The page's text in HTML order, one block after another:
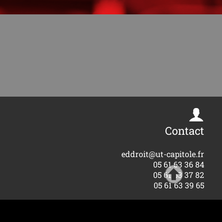
Contact
eddroit@ut-capitole.fr
05 61 63 36 84
05 61 63 37 82
05 61 63 39 65